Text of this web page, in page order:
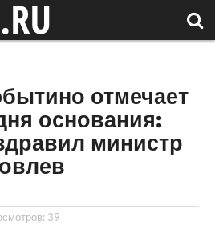
отмечает
основания:
министр
39